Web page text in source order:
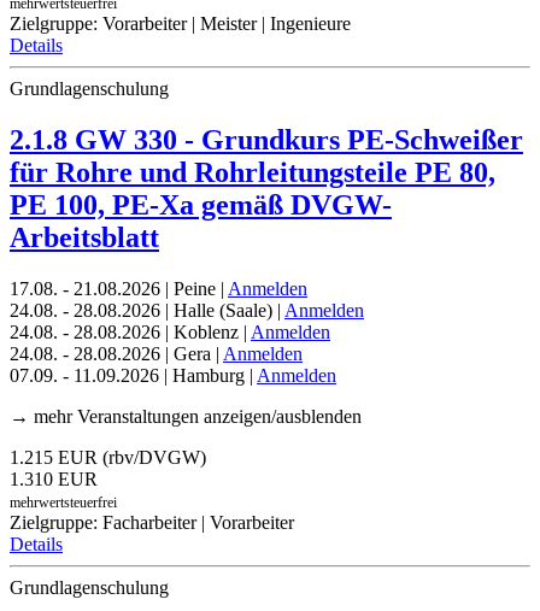
mehrwertsteuerfrei
Zielgruppe: Vorarbeiter | Meister | Ingenieure
Details
Grundlagenschulung
2.1.8 GW 330 - Grundkurs PE-Schweißer
für Rohre und Rohrleitungsteile PE 80,
PE 100, PE-Xa gemäß DVGW-
Arbeitsblatt
17.08. - 21.08.2026 | Peine | Anmelden
24.08. - 28.08.2026 | Halle (Saale) | Anmelden
24.08. - 28.08.2026 | Koblenz | Anmelden
24.08. - 28.08.2026 | Gera | Anmelden
07.09. - 11.09.2026 | Hamburg | Anmelden
→ mehr Veranstaltungen anzeigen/ausblenden
1.215 EUR (rbv/DVGW)
1.310 EUR
mehrwertsteuerfrei
Zielgruppe: Facharbeiter | Vorarbeiter
Details
Grundlagenschulung